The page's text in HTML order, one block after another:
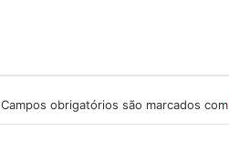
Campos obrigatórios são marcados com